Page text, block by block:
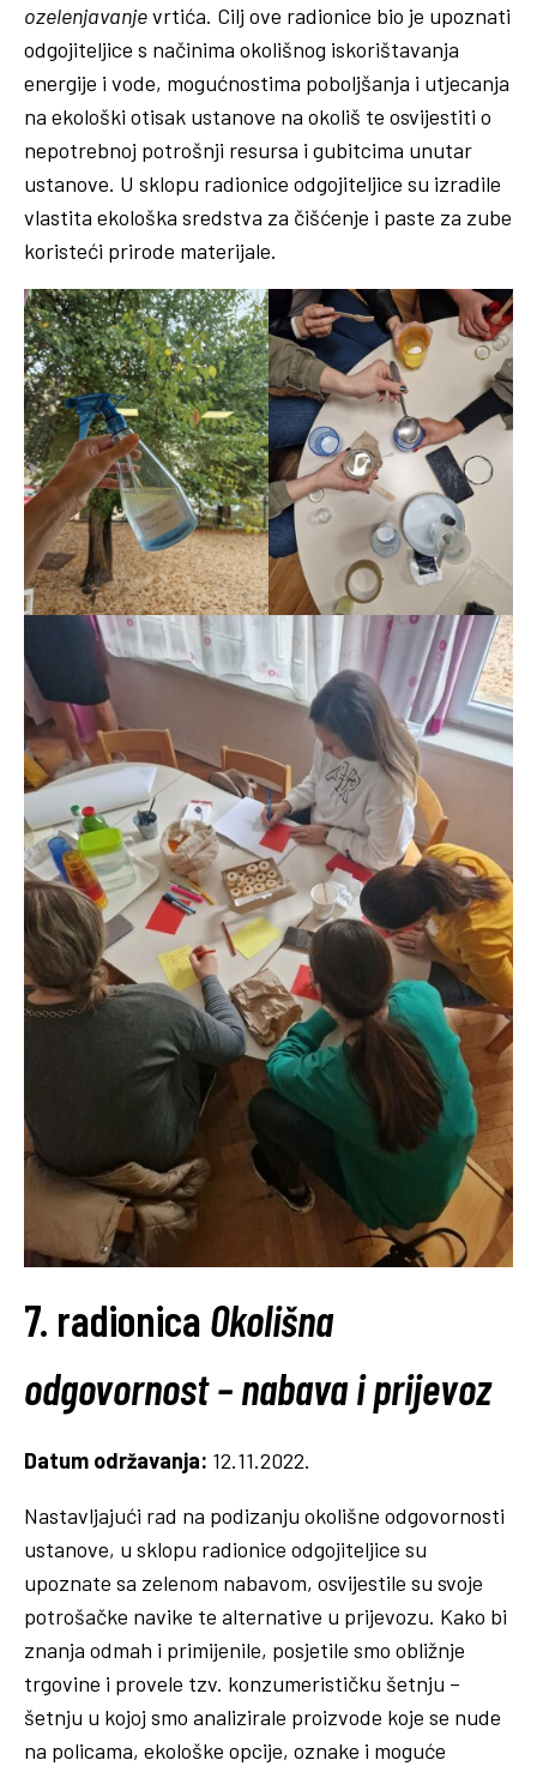
ozelenjavanjevrtića. Cilj ove radionice bio je upoznati
odgojiteljice s načinima okolišnog iskorištavanja
energije i vode, mogućnostima poboljšanja i utjecanja
na ekološki otisak ustanove na okoliš te osvijestiti o
nepotrebnoj potrošnji resursa i gubitcima unutar
ustanove. U sklopu radionice odgojiteljice su izradile
vlastita ekološka sredstva za čišćenje i paste za zube
koristeći prirode materijale.
7. radionica Okolišna
odgovornost – nabava i prijevoz
Datum održavanja: 12.11.2022.
Nastavljajući rad na podizanju okolišne odgovornosti
ustanove, u sklopu radionice odgojiteljice su
upoznate sa zelenom nabavom, osvijestile su svoje
potrošačke navike te alternative u prijevozu. Kako bi
znanja odmah i primijenile, posjetile smo obližnje
trgovine i provele tzv. konzumerističku šetnju –
šetnju u kojoj smo analizirale proizvode koje se nude
na policama, ekološke opcije, oznake i moguće